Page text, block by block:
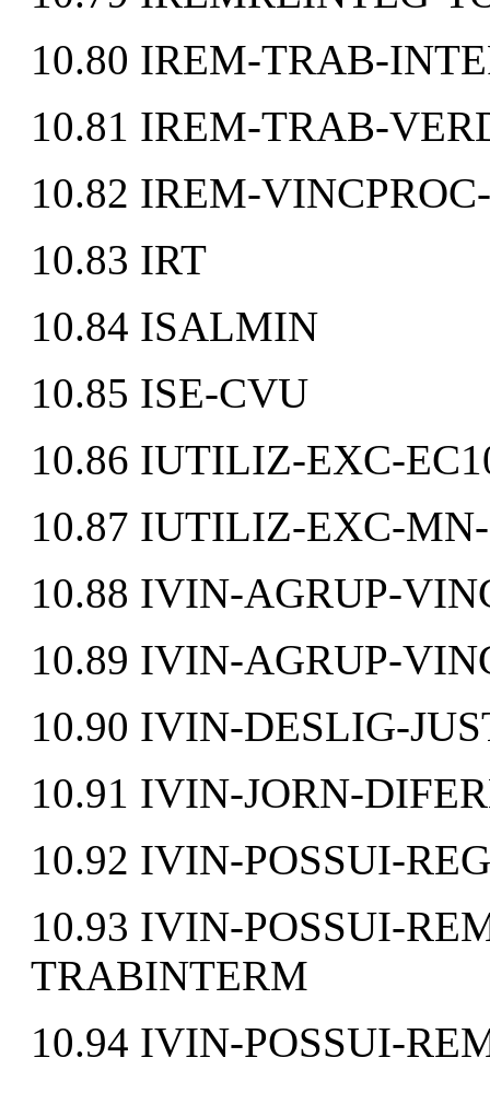
10.80 IREM-TRAB-
10.81 IREM-TRAB-
10.82 IREM-
10.83 IRT
10.84 ISALMIN
10.85 ISE-CVU
10.86 IUTILIZ-EXC-
10.87 IUTILIZ-EXC-
10.88 IVIN-AGRUP-
10.89 IVIN-AGRUP-
10.90 IVIN-DESLIG-
10.91 IVIN-JORN-
10.92 IVIN-POSSUI-
10.93 IVIN-POSSUI-
TRABINTERM
10.94 IVIN-POSSUI-